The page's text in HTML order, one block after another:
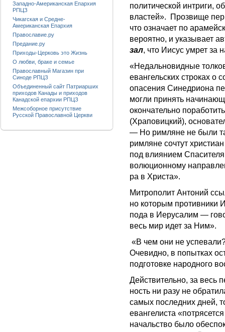
политической интриги,
властей». Прозвище
что означает по
вероятно, и указывает
зал, что Иисус умрет за
«Недальновидные
евангельских строках
опасения Синедриона
могли при­нять
окончательно
(Храповицкий),
— Но римляне не были
римляне сочтут
под влиянием
волюционному
ра в Христа».
Митрополит Антоний
но которым противники
пода в Иерусалим —
весь мир идет за Ним».
«В чем они не
Очевид­но, в попытках
подготовке народного
Действительно, за весь
ность ни разу не
са­мых последних дней,
евангелиста
начальство было
Западно-Американская Епархия
РПЦЗ
Чикагская и Средне-
Американская Епархия
Православие.ру
Предание.ру
Приходы-Церковь это Жизнь
О любви, браке и семье
Православный Магазин при
Синоде РПЦЗ
Объединенный сайт Патриарших
приходов Канады и приходов
Канадской епархии РПЦЗ
Межсоборное присутствие
Русской Православной Церкви